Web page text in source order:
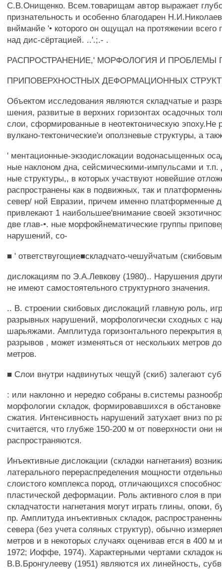
C.В.Онищенко. Всем.товарищам автор выражает
признательность и особенно благодарен
внйманйе '• которого он ощущал на протяжении всего
над дис-сёртацией. ..'.;.- .
РАСПРОСТРАНЕНИЕ,' МОРФОЛОГИЯ И ПРОБЛЕМЫ
ПРИПОВЕРХНОСТНЫХ ДЕФОРМАЦИОННЫХ
Объектом исследования являются складчатые и
шения, развитые в верхних горизонтах осадочных
слои, сформированные в неотектоническую эпоху.Не
вулкано-тектонические'и оползневые структуры, а
' ментационные-экзодислокации водонасыщенных
ные наклоном дна, сейсмическими-импульсами и
ные структуры,, в которых участвуют новейшие
распространены как в подвижных, так и
север/ ной Евразии, причем именно платформенные
привлекают 1 наибольшее'внимание своей
две глав-•. ные морфокйнематические группы
нарушений, со-
■ ' ответствугощие■складчато-чешуйчатым
дислокациям по Э.А.Левкову (1980).. Нарушения
не имеют самостоятельного структурного значения.
.. В. строении скибовых дислокаций главную роль,
разрывных нарушений, морфологически сходных с
шарьяжами. Амплитуда горизонтального перекрытия
разрывов , может изменяться от нескольких метров
метров.
■ Слои внутри надвинутых чещуй (скиб) залегают
: или наклонно и нередко собраны в.системы
морфологии складок, формировавшихся в обстановке
сжатия. Интенсивность нарушений затухает вниз по
считается, что глубже 150-200 м от поверхности они
распространяются.
Инъективные дислокации (складки нагнетания)
латерального перераспределения мощности
слоистого комплекса пород, отличающихся
пластической деформации. Роль активного слоя в
складчатости нагнетания могут играть глины, опоки,
пр. Амплитуда инъективных складок,
севера (без учета соляных структур), обычно
метров и в некоторых случаях оценивав ется в 400 м
1972; Иоффе, 1974). Характерными чертами складок
В.В.Бронгулееву (1951) являются их линейность,